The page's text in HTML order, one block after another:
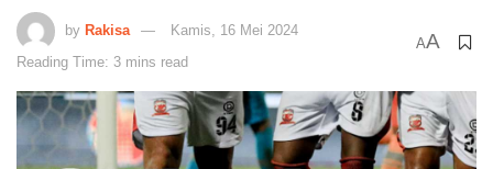
by Rakisa
Kamis, 16 Mei 2024
Reading Time: 3 mins read
AA